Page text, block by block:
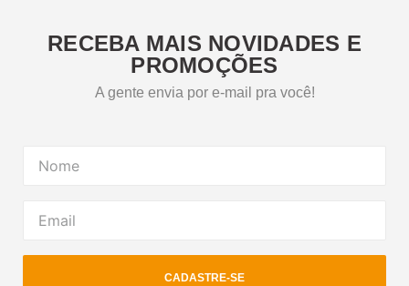
RECEBA MAIS NOVIDADES E
PROMOÇÕES
A gente envia por e-mail pra você!
CADASTRE-SE